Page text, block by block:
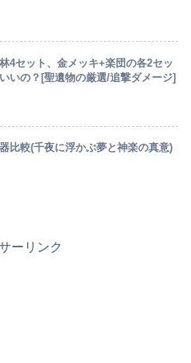
4セット、金メッキ+楽団の各2セッ
いの？[聖遺物の厳選/追撃ダメージ]
比較(千夜に浮かぶ夢と神楽の真意)
ーリンク